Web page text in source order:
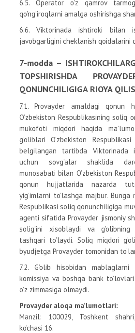
6.5. Operator o’z qamrov
qo’ng’iroqlarni amalga oshirishga
6.6. Viktorinada ishtiroki bilan
javobgarligini cheklanish qoidalarini
7-modda –
TOPSHIRISHDA
QONUNCHILIGIGA RIOYA
7.1. Provayder amaldagi qonun
O’zbekiston Respublikasining soliq
mukofoti miqdori haqida
g’oliblari O’zbekiston
belgilangan tartibda Viktorinada
uchun sovg’alar shaklida
munosabati bilan O’zbekiston
qonun hujjatlarida nazarda
yig’imlarni to’lashga majbur. Bunga
Respublikasi soliq qonunchiligiga
agenti sifatida Provayder jismoniy
solig’ini xisoblaydi va g’olibning
tashqari to’laydi. Soliq miqdori
byudjetga Provayder tomonidan
7.2. G’olib hisobidan
komissiya va boshqa bank
o’z zimmasiga olmaydi.
Provayder aloqa ma’lumotlari:
Manzil: 100029, Toshkent
ko’chasi 16.